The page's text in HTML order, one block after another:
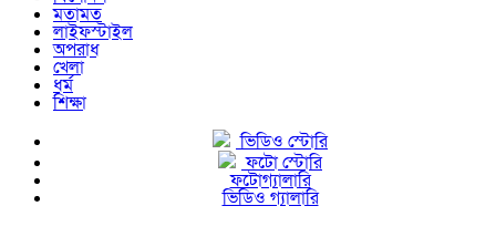
মতামত
লাইফস্টাইল
অপরাধ
খেলা
ধর্ম
শিক্ষা
ভিডিও স্টোরি
ফটো স্টোরি
ফটোগ্যালারি
ভিডিও গ্যালারি